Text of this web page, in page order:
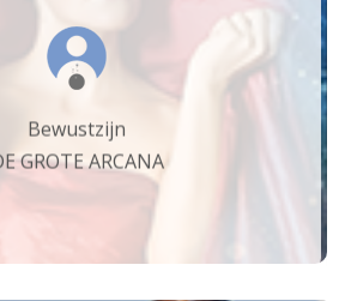
Bewustzijn
GROTE ARCANA